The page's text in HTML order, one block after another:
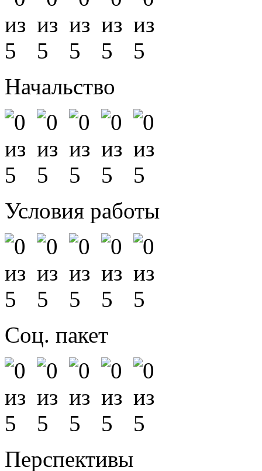
Начальство
Условия работы
Соц. пакет
Перспективы